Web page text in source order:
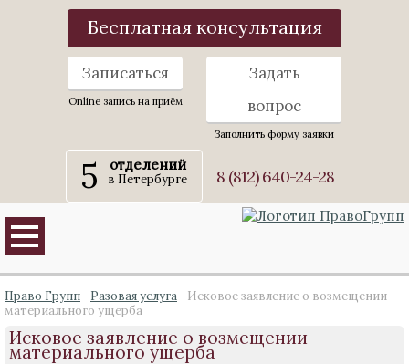
Бесплатная консультация
Записаться
Online запись на приём
Задать
вопрос
Заполнить форму заявки
5 отделений
в Петербурге 8 (812) 640-24-28
Право Групп Разовая услуга
Исковое заявление о возмещении
материального ущерба
Исковое заявление о возмещении
материального ущерба